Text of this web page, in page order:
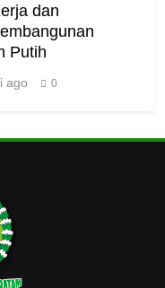
dan
Putih
ago 0